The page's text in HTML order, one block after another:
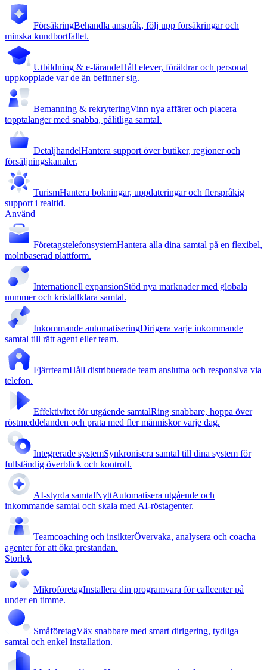
FörsäkringBehandla anspråk, följ upp försäkringar och
minska kundbortfallet.
Utbildning & e-lärandeHåll elever, föräldrar och personal
uppkopplade var de än befinner sig.
Bemanning & rekryteringVinn nya affärer och placera
topptalanger med snabba, pålitliga samtal.
DetaljhandelHantera support över butiker, regioner och
försäljningskanaler.
TurismHantera bokningar, uppdateringar och flerspråkig
support i realtid.
Använd
FöretagstelefonsystemHantera alla dina samtal på en flexibel,
molnbaserad plattform.
Internationell expansionStöd nya marknader med globala
nummer och kristallklara samtal.
Inkommande automatiseringDirigera varje inkommande
samtal till rätt agent eller team.
FjärrteamHåll distribuerade team anslutna och responsiva via
telefon.
Effektivitet för utgående samtalRing snabbare, hoppa över
röstmeddelanden och prata med fler människor varje dag.
Integrerade systemSynkronisera samtal till dina system för
fullständig överblick och kontroll.
AI-styrda samtalNyttAutomatisera utgående och
inkommande samtal och skala med AI-röstagenter.
Teamcoaching och insikterÖvervaka, analysera och coacha
agenter för att öka prestandan.
Storlek
MikroföretagInstallera din programvara för callcenter på
under en timme.
SmåföretagVäx snabbare med smart dirigering, tydliga
samtal och enkel installation.